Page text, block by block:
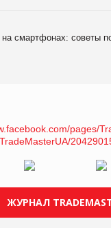
смартфонах: советы
ЖУРНАЛ